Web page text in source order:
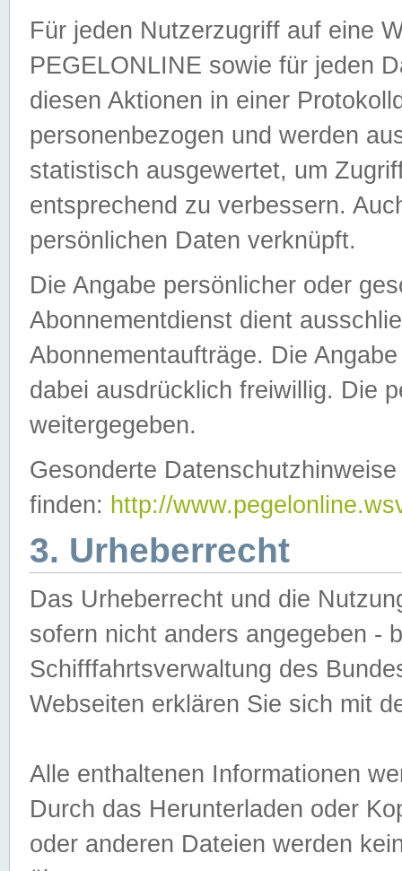
Für jeden Nutzerzugriff auf eine
PEGELONLINE sowie für jeden
diesen Aktionen in einer
personenbezogen und werden
statistisch ausgewertet, um
entsprechend zu verbessern.
persönlichen Daten verknüpft.
Die Angabe persönlicher oder
Abonnementdienst dient
Abonnementaufträge. Die
dabei ausdrücklich freiwillig. Die
weitergegeben.
Gesonderte
finden: http://
3. Urheberrecht
Das Urheberrecht und die
sofern nicht anders angegeben -
Schifffahrtsverwaltung des
Webseiten erklären Sie sich mit
Alle enthaltenen Informationen
Durch das Herunterladen oder
oder anderen Dateien werden